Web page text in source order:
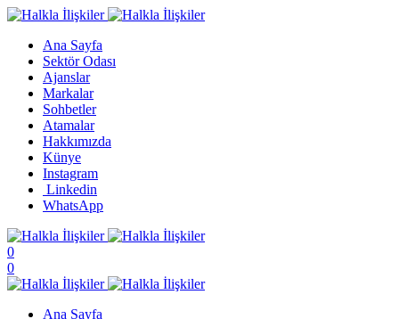
Ana Sayfa
Sektör Odası
Ajanslar
Markalar
Sohbetler
Atamalar
Hakkımızda
Künye
Instagram
Linkedin
WhatsApp
0
0
Ana Sayfa